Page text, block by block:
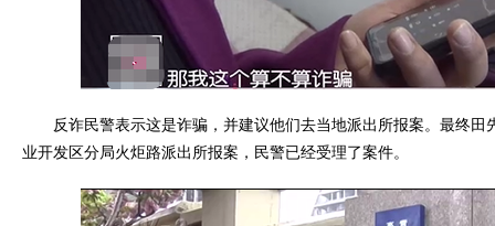
反诈民警表示这是诈骗，并建议他们去当地派出所报案。最终田
业开发区分局火炬路派出所报案，民警已经受理了案件。